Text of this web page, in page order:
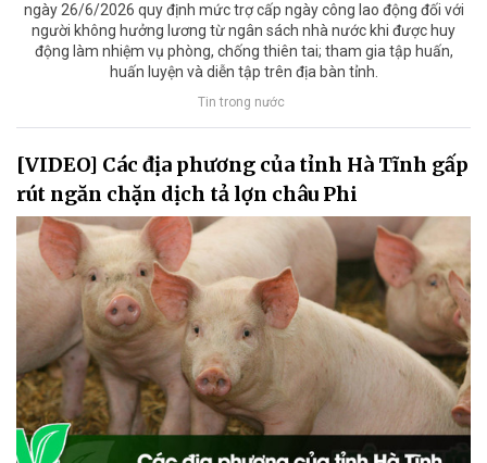
ngày 26/6/2026 quy định mức trợ cấp ngày công lao động đối với
người không hưởng lương từ ngân sách nhà nước khi được huy
động làm nhiệm vụ phòng, chống thiên tai; tham gia tập huấn,
huấn luyện và diễn tập trên địa bàn tỉnh.
Tin trong nước
[VIDEO] Các địa phương của tỉnh Hà Tĩnh gấp
rút ngăn chặn dịch tả lợn châu Phi